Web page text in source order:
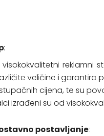
:
visokokvalitetni reklamni
veličine i garantira
cijena, te su
izrađeni su od
postavljanje: